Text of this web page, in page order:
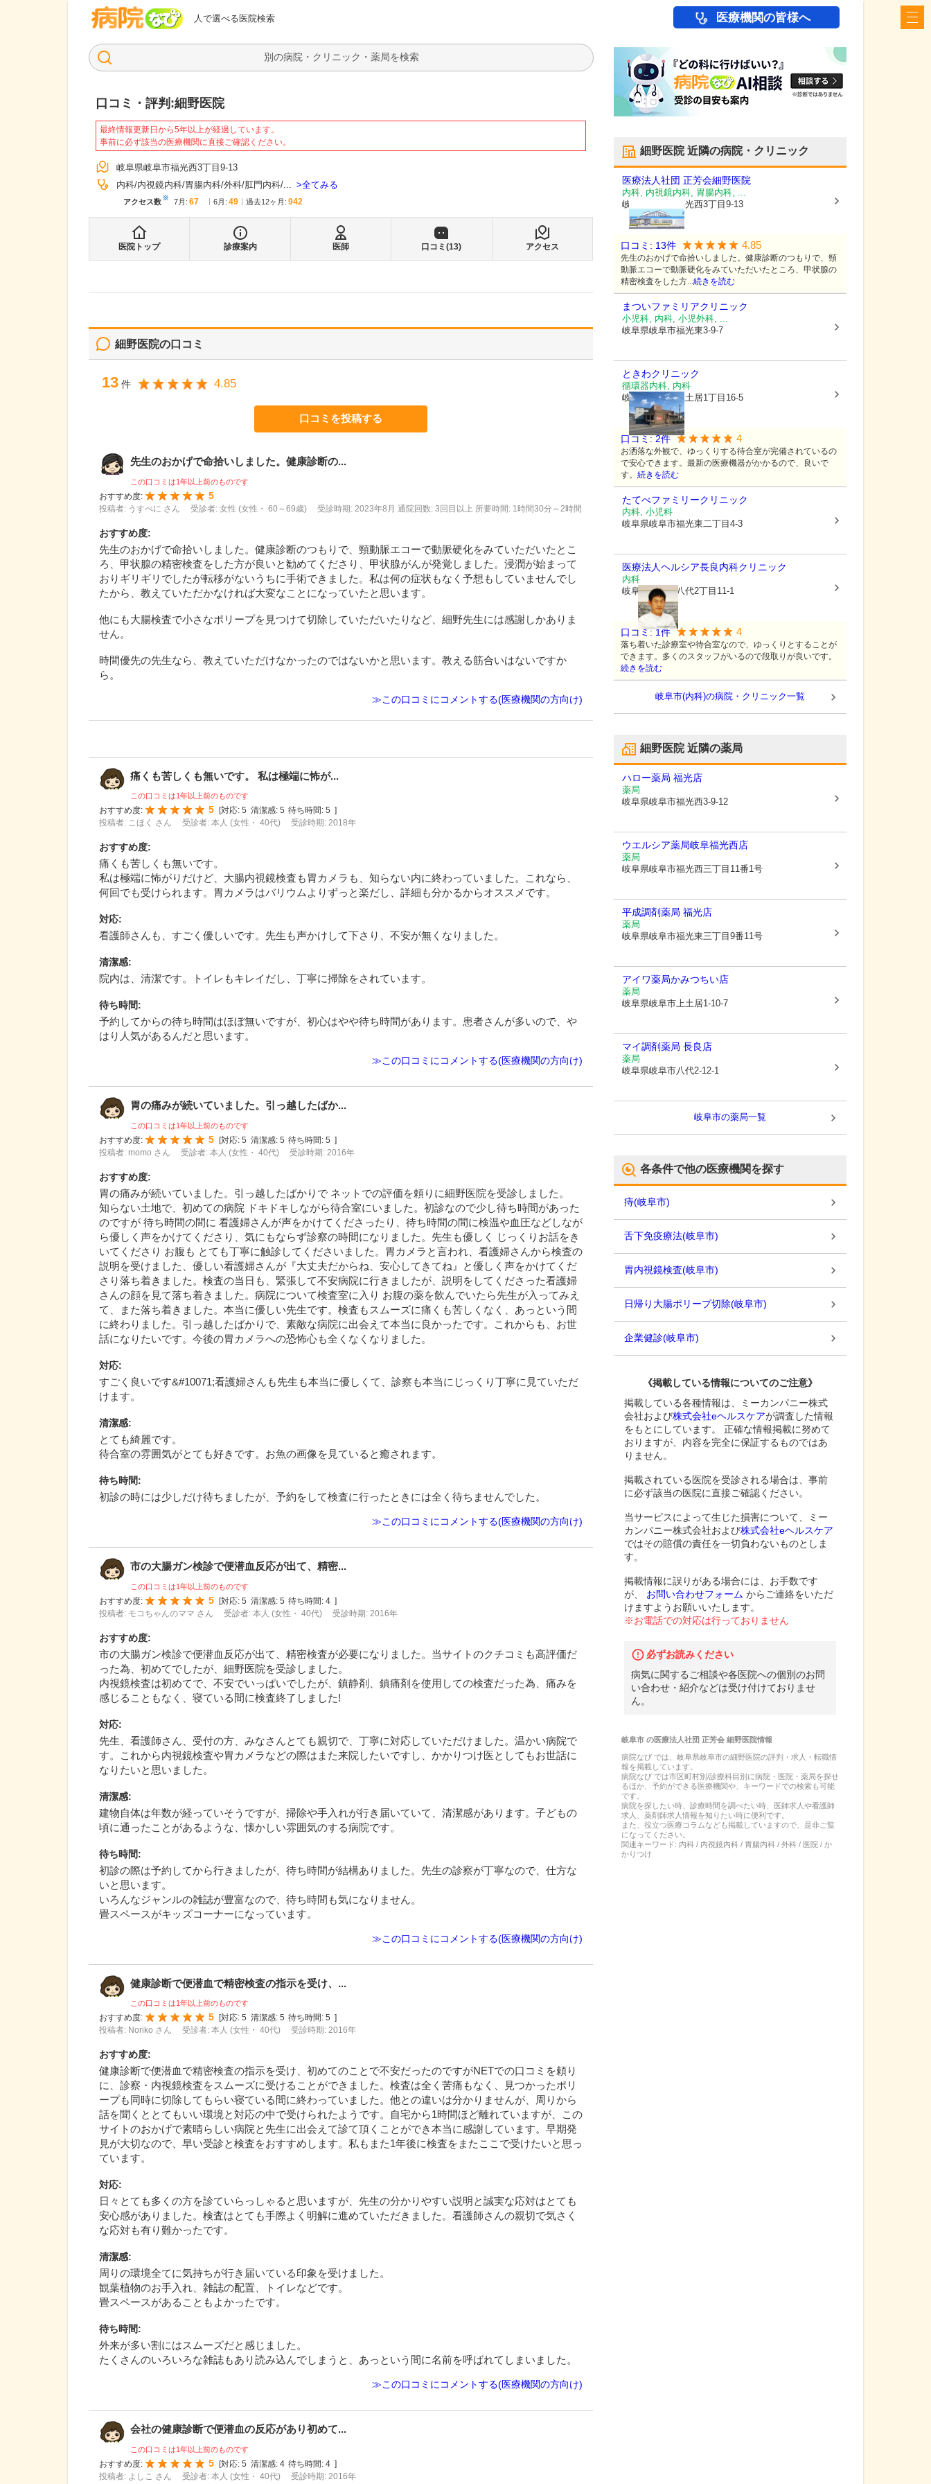
人で選べる医院検索
病院なび 医療機関の皆様へ
検索
口コミ・評判:細野医院
最終情報更新日から5年以上が経過しています。
事前に必ず該当の医療機関に直接ご確認ください。
岐阜県岐阜市福光西3丁目9-13
内科 内視鏡内科 胃腸内科 外科 肛門内科 ... 全てみる
アクセス数※ 7月 : 67 6月 : 49 過去12ヶ月: 942
医院トップ 診療案内 医師 口コミ(13) アクセス
細野医院の口コミ
13 件 4.85
口コミを投稿する
先生のおかげで命拾いしました。健康診断の...
この口コミは1年以上前のものです
おすすめ度:
5
投稿者: うすべに さん 受診者: 女性 (女性・ 60～69歳) 受診時期: 2023年8月 通院回数: 3回目以上 所要時間: 1時間30分～2時間
おすすめ度:
先生のおかげで命拾いしました。健康診断のつもりで、頸動脈エコーで動脈硬化をみていただいたとこ
ろ、甲状腺の精密検査をした方が良いと勧めてくださり、甲状腺がんが発覚しました。浸潤が始まって
おりギリギリでしたが転移がないうちに手術できました。私は何の症状もなく予想もしていませんでし
たから、教えていただかなければ大変なことになっていたと思います。
他にも大腸検査で小さなポリープを見つけて切除していただいたりなど、細野先生には感謝しかありま
せん。
時間優先の先生なら、教えていただけなかったのではないかと思います。教える筋合いはないですか
ら。
≫この口コミにコメントする(医療機関の方向け)
痛くも苦しくも無いです。 私は極端に怖が...
この口コミは1年以上前のものです
おすすめ度:
5 対応: 5 清潔感: 5 待ち時間: 5
投稿者: こほく さん
受診者: 本人 (女性・ 40代) 受診時期: 2018年
おすすめ度:
痛くも苦しくも無いです。
私は極端に怖がりだけど、大腸内視鏡検査も胃カメラも、知らない内に終わっていました。これなら、
何回でも受けられます。胃カメラはバリウムよりずっと楽だし、詳細も分かるからオススメです。
対応:
看護師さんも、すごく優しいです。先生も声かけして下さり、不安が無くなりました。
清潔感:
院内は、清潔です。トイレもキレイだし、丁寧に掃除をされています。
待ち時間:
予約してからの待ち時間はほぼ無いですが、初心はやや待ち時間があります。患者さんが多いので、や
はり人気があるんだと思います。
≫この口コミにコメントする(医療機関の方向け)
胃の痛みが続いていました。引っ越したばか...
この口コミは1年以上前のものです
おすすめ度:
5 [対応: 5 清潔感: 5 待ち時間: 5 ]
投稿者: momo さん
受診者: 本人 (女性・ 40代) 受診時期: 2016年
おすすめ度:
胃の痛みが続いていました。引っ越したばかりで ネットでの評価を頼りに細野医院を受診しました。
知らない土地で、初めての病院 ドキドキしながら待合室にいました。初診なので少し待ち時間があった
のですが 待ち時間の間に 看護婦さんが声をかけてくださったり、待ち時間の間に検温や血圧などしなが
ら優しく声をかけてくださり、気にもならず診察の時間になりました。先生も優しく じっくりお話をき
いてくださり お腹も とても丁寧に触診してくださいました。胃カメラと言われ、看護婦さんから検査の
説明を受けました、優しい看護婦さんが『大丈夫だからね、安心してきてね』と優しく声をかけてくだ
さり落ち着きました。検査の当日も、緊張して不安病院に行きましたが、説明をしてくださった看護婦
さんの顔を見て落ち着きました。病院について検査室に入り お腹の薬を飲んでいたら先生が入ってみえ
て、また落ち着きました。本当に優しい先生です。検査もスムーズに痛くも苦しくなく、あっという間
に終わりました。引っ越したばかりで、素敵な病院に出会えて本当に良かったです。これからも、お世
話になりたいです。今後の胃カメラへの恐怖心も全くなくなりました。
対応:
すごく良いです&#10071;看護婦さんも先生も本当に優しくて、診察も本当にじっくり丁寧に見ていただ
けます。
清潔感:
とても綺麗です。
待合室の雰囲気がとても好きです。お魚の画像を見ていると癒されます。
待ち時間:
初診の時には少しだけ待ちましたが、予約をして検査に行ったときには全く待ちませんでした。
≫この口コミにコメントする(医療機関の方向け)
市の大腸ガン検診で便潜血反応が出て、精密...
この口コミは1年以上前のものです
おすすめ度:
5 [対応: 5 清潔感: 5 待ち時間: 4 ]
投稿者: モコちゃんのママ さん
受診者: 本人 (女性・ 40代) 受診時期: 2016年
おすすめ度:
市の大腸ガン検診で便潜血反応が出て、精密検査が必要になりました。当サイトのクチコミも高評価だ
った為、初めてでしたが、細野医院を受診しました。
内視鏡検査は初めてで、不安でいっぱいでしたが、鎮静剤、鎮痛剤を使用しての検査だった為、痛みを
感じることもなく、寝ている間に検査終了しました!
対応:
先生、看護師さん、受付の方、みなさんとても親切で、丁寧に対応していただけました。温かい病院で
す。これから内視鏡検査や胃カメラなどの際はまた来院したいですし、かかりつけ医としてもお世話に
なりたいと思いました。
清潔感:
建物自体は年数が経っていそうですが、掃除や手入れが行き届いていて、清潔感があります。子どもの
頃に通ったことがあるような、懐かしい雰囲気のする病院です。
待ち時間:
初診の際は予約してから行きましたが、待ち時間が結構ありました。先生の診察が丁寧なので、仕方な
いと思います。
いろんなジャンルの雑誌が豊富なので、待ち時間も気になりません。
畳スペースがキッズコーナーになっています。
≫この口コミにコメントする(医療機関の方向け)
健康診断で便潜血で精密検査の指示を受け、...
この口コミは1年以上前のものです
おすすめ度:
5 対応: 5 清潔感: 5 待ち時間: 5
投稿者: Noriko さん
受診者: 本人 (女性・ 40代) 受診時期: 2016年
おすすめ度:
健康診断で便潜血で精密検査の指示を受け、初めてのことで不安だったのですがNETでの口コミを頼り
に、診察・内視鏡検査をスムーズに受けることができました。検査は全く苦痛もなく、見つかったポリ
ープも同時に切除してもらい寝ている間に終わっていました。他との違いは分かりませんが、周りから
話を聞くととてもいい環境と対応の中で受けられたようです。自宅から1時間ほど離れていますが、この
サイトのおかげで素晴らしい病院と先生に出会えて診て頂くことができ本当に感謝しています。早期発
見が大切なので、早い受診と検査をおすすめします。私もまた1年後に検査をまたここで受けたいと思っ
ています。
対応:
日々とても多くの方を診ていらっしゃると思いますが、先生の分かりやすい説明と誠実な応対はとても
安心感がありました。検査はとても手際よく明解に進めていただきました。看護師さんの親切で気さく
な応対も有り難かったです。
清潔感:
周りの環境全てに気持ちが行き届いている印象を受けました。
観葉植物のお手入れ、雑誌の配置、トイレなどです。
畳スペースがあることもよかったです。
待ち時間:
外来が多い割にはスムーズだと感じました。
たくさんのいろいろな雑誌もあり読み込んでしまうと、あっという間に名前を呼ばれてしまいました。
≫この口コミにコメントする(医療機関の方向け)
会社の健康診断で便潜血の反応があり初めて...
この口コミは1年以上前のものです
おすすめ度:
5 [対応: 5 清潔感: 4 待ち時間: 4 ]
投稿者: よしこ さん
受診者: 本人 (女性・ 40代) 受診時期: 2016年
細野医院近隣の病院・クリニック
医療法人社団 正芳会細野医院
内科, 内視鏡内科, 胃腸内科, ...
岐阜県岐阜市
福光西3丁目9-13
口コミ: 13件 4.85
先生のおかげで命拾いしました。健康診断のつもりで、頸
動脈エコーで動脈硬化をみていただいたところ、甲状腺の
精密検査をした方...続きを読む
まついファミリアクリニック
小児科, 内科, 小児外科, ...
岐阜県岐阜市福光東3-9-7
ときわクリニック
循環器内科, 内科
岐阜県岐阜市上土居1丁目16-5
口コミ: 2件 4
お洒落な外観で、ゆっくりする待合室が完備されているの
で安心できます。最新の医療機器がかかるので、良いで
す。 続きを読む
たてべファミリークリニック
内科, 小児科
岐阜県岐阜市福光東二丁目4-3
医療法人ヘルシア長良内科クリニック
内科
岐阜県岐阜市八代2丁目11-1
口コミ:1件 4
落ち着いた診療室や待合室なので、ゆっくりとすることが
できます。多くのスタッフがいるので段取りが良いです。
続きを読む
岐阜市(内科)の病院・クリニック一覧
細野医院近隣の薬局
ハロー薬局 福光店
薬局
岐阜県岐阜市福光西3-9-12
ウエルシア薬局岐阜福光西店
薬局
岐阜県岐阜市福光西三丁目11番1号
平成調剤薬局 福光店
薬局
岐阜県岐阜市福光東三丁目9番11号
アイワ薬局かみつちい店
薬局
岐阜県岐阜市上土居1-10-7
マイ調剤薬局 長良店
薬局
岐阜県岐阜市八代2-12-1
岐阜市の薬局一覧
各条件で他の医療機関を探す
痔(岐阜市)
舌下免疫療法(岐阜市)
胃内視鏡検査(岐阜市)
日帰り大腸ポリープ切除(岐阜市)
企業健診(岐阜市)
《掲載している情報についてのご注意》
掲載している各種情報は、ミーカンパニー株式
会社および株式会社eヘルスケアが調査した情報
をもとにしています。 正確な情報掲載に努めて
おりますが、内容を完全に保証するものではあ
りません。
掲載されている医院を受診される場合は、事前
に必ず該当の医院に直接ご確認ください。
当サービスによって生じた損害について、ミー
カンパニー株式会社および株式会社eヘルスケア
ではその賠償の責任を一切負わないものとしま
す。
掲載情報に誤りがある場合には、お手数です
が、
お問い合わせフォーム からご連絡をいただ
けますようお願いいたします。
※お電話での対応は行っておりません
必ずお読みください
病気に関するご相談や各医院への個別のお問
い合わせ・紹介などは受け付けておりませ
ん。
岐阜市の医療法人社団 正芳会 細野医院情報
病院なび では、 岐阜県岐阜市の細野医院の評判・求人・転職情
報を掲載しています。
病院なび では市区町村別/診療科目別に病院・医院・薬局を探せ
るほか、予約ができる医療機関や、キーワードでの検索も可能
です。
病院を探したい時、診療時間を調べたい時、医師求人や看護師
求人、薬剤師求人情報を知りたい時に便利です。
また、役立つ医療コラムなども掲載していますので、是非ご覧
になってください。
関連キーワード: 内科 / 内視鏡内科 / 胃腸内科 / 外科 / 医院 / か
かりつけ